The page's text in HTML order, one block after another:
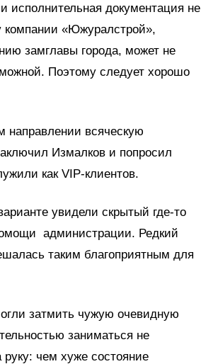
исполнительная документация не
компании «Южуралстрой»,
замглавы города, может не
Поэтому следует хорошо
направлении всяческую
Измалков и попросил
как VIP-клиентов.
увидели скрытый где-то
администрации. Редкий
таким благоприятным для
затмить чужую очевидную
заниматься не
чем хуже состояние